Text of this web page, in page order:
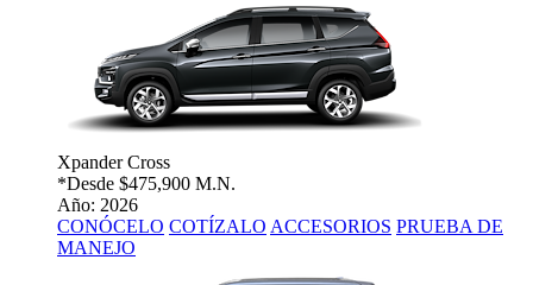
Xpander Cross
*Desde $475,900 M.N.
Año: 2026
CONÓCELO COTÍZALO ACCESORIOS PRUEBA DE
MANEJO